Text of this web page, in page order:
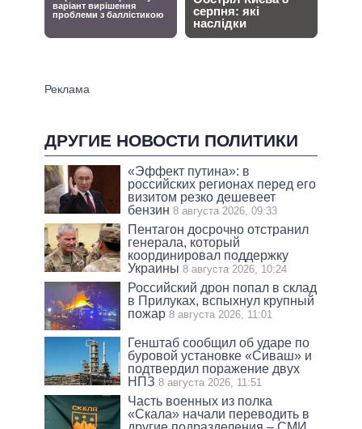
ДРУГИЕ НОВОСТИ ПОЛИТИКИ
«Эффект путина»: в
российских регионах перед его
визитом резко дешевеет
бензин 8 августа 2026, 09:33
Пентагон досрочно отстранил
генерала, который
координировал поддержку
Украины 8 августа 2026, 10:24
Российский дрон попал в склад
в Прилуках, вспыхнул крупный
пожар 8 августа 2026, 11:01
Генштаб сообщил об ударе по
буровой установке «Сиваш» и
подтвердил поражение двух
НПЗ 8 августа 2026, 11:51
Часть военных из полка
«Скала» начали переводить в